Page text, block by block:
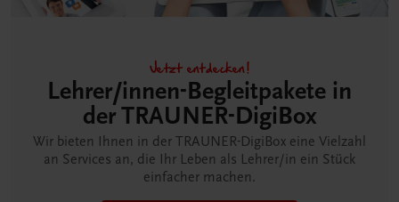
Jetzt entdecken!
Lehrer/innen-Begleitpakete in
der TRAUNER-DigiBox
Wir bieten Ihnen in der TRAUNER-DigiBox eine Vielzahl
an Services an, die Ihr Leben als Lehrer/in ein Stück
einfacher machen.